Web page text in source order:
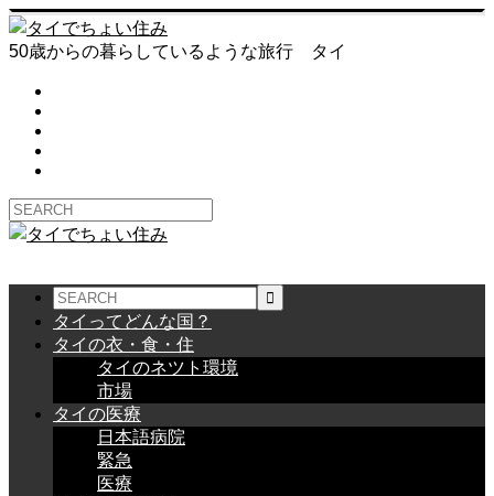
50歳からの暮らしているような旅行 タイ
タイってどんな国？
タイの衣・食・住
タイのネツト環境
市場
タイの医療
日本語病院
緊急
医療